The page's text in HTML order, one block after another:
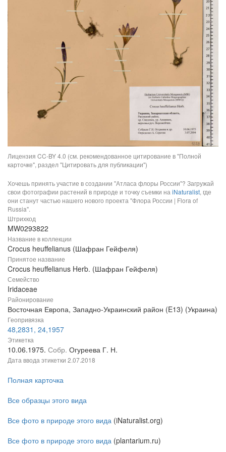
Лицензия CC-BY 4.0 (см. рекомендованное цитирование в "Полной
карточке", раздел "Цитировать для публикации")
Хочешь принять участие в создании "Атласа флоры России"? Загружай
свои фотографии растений в природе и точку съемки на iNaturalist, где
они станут частью нашего нового проекта "Флора России | Flora of
Russia".
Штрихкод
MW0293822
Название в коллекции
Crocus heuffelianus (Шафран Гейфеля)
Принятое название
Crocus heuffelianus Herb. (Шафран Гейфеля)
Семейство
Iridaceae
Районирование
Восточная Европа, Западно-Украинский район (E13) (Украина)
Геопривязка
48,2831, 24,1957
Этикетка
10.06.1975. Собр. Огуреева Г. Н.
Дата ввода этикетки 2.07.2018
Полная карточка
Все образцы этого вида
Все фото в природе этого вида (iNaturalist.org)
Все фото в природе этого вида (plantarium.ru)